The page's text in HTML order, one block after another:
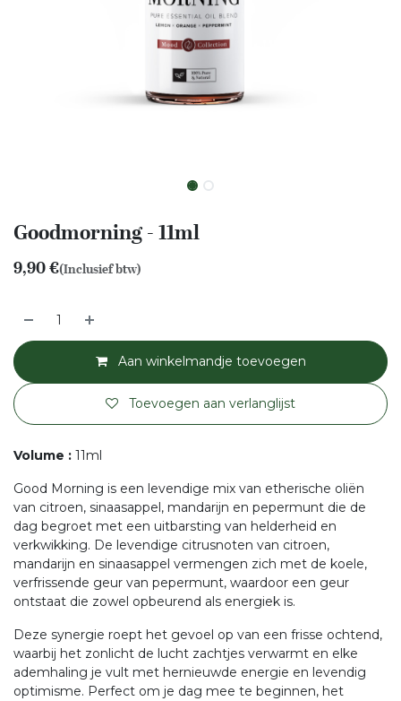
Goodmorning - 11ml
9,90€(Inclusief btw)
Aan winkelmandje toevoegen
Toevoegen aan verlanglijst
Volume : 11ml
Good Morning is een levendige mix van etherische oliën
van citroen, sinaasappel, mandarijn en pepermunt die de
dag begroet met een uitbarsting van helderheid en
verkwikking. De levendige citrusnoten van citroen,
mandarijn en sinaasappel vermengen zich met de koele,
verfrissende geur van pepermunt, waardoor een geur
ontstaat die zowel opbeurend als energiek is.
Deze synergie roept het gevoel op van een frisse ochtend,
waarbij het zonlicht de lucht zachtjes verwarmt en elke
ademhaling je vult met hernieuwde energie en levendig
optimisme. Perfect om je dag mee te beginnen, het